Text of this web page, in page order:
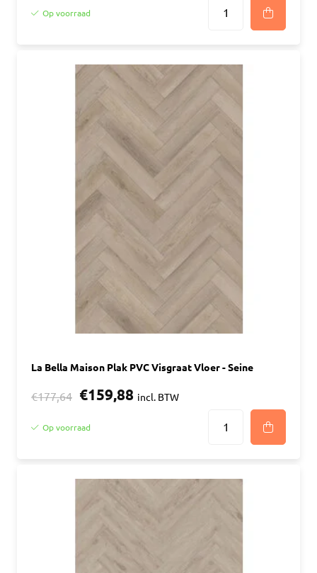
Op voorraad
La Bella Maison Plak PVC Visgraat Vloer - Seine
€177,64 €159,88 incl. BTW
Op voorraad